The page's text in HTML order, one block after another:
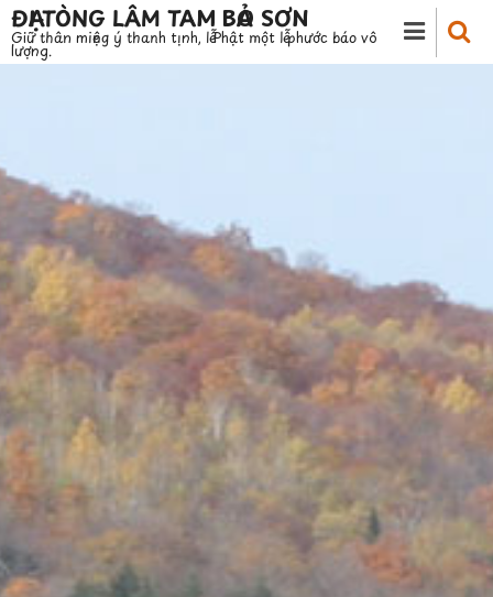
Nhảy
đến
nội
ĐẠI TÒNG LÂM TAM BẢO SƠN
Giữ thân miệng ý thanh tịnh, lễ Phật một lễ phước báo vô
lượng.